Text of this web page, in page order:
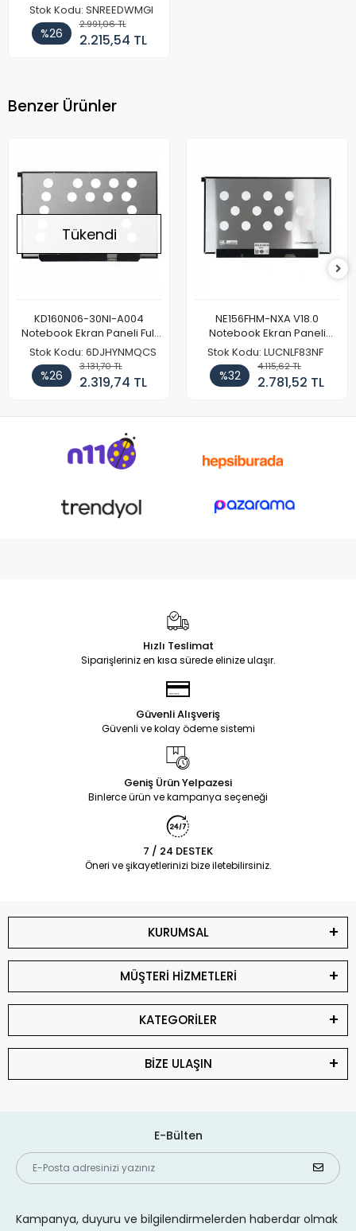
Stok Kodu: SNREEDWMGI
%26
2.991,06 TL
2.215,54 TL
Benzer Ürünler
Tükendi
KD160N06-30NI-A004
Notebook Ekran Paneli Full
HD
Stok Kodu: 6DJHYNMQCS
%26
3.131,70 TL
2.319,74 TL
NE156FHM-NXA V18.0
Notebook Ekran Paneli
144Hz
Stok Kodu: LUCNLF83NF
%32
4.115,62 TL
2.781,52 TL
Hızlı Teslimat
Siparişleriniz en kısa sürede elinize ulaşır.
Güvenli Alışveriş
Güvenli ve kolay ödeme sistemi
Geniş Ürün Yelpazesi
Binlerce ürün ve kampanya seçeneği
7 / 24 DESTEK
Öneri ve şikayetlerinizi bize iletebilirsiniz.
KURUMSAL
MÜŞTERİ HİZMETLERİ
KATEGORİLER
BİZE ULAŞIN
E-Bülten
Kampanya, duyuru ve bilgilendirmelerden haberdar olmak